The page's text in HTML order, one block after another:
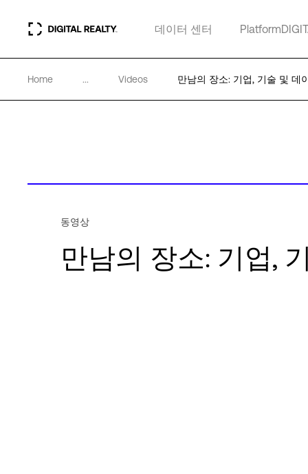
데이터 센터
Home ... Videos 만남의 장소: 기업, 기술 및 데
동영상
만남의 장소: 기업,